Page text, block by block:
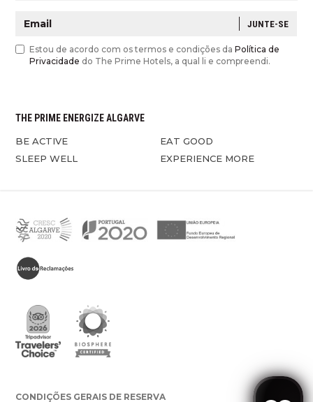
JUNTE-SE
Estou de acordo com os termos e condições daPolítica de
Privacidade do The Prime Hotels, a qual li e compreendi.
THE PRIME ENERGIZE ALGARVE
BE ACTIVE
SLEEP WELL
EAT GOOD
EXPERIENCE MORE
CONDIÇÕES GERAIS DE RESERVA